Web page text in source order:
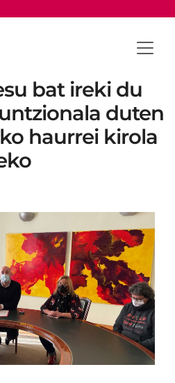
bat ireki du
duten
haurrei kirola